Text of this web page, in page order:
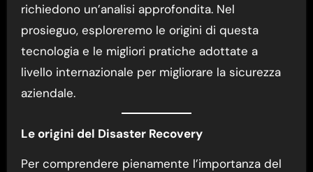
richiedono un’analisi approfondita. Nel
prosieguo, esploreremo le origini di questa
tecnologia e le migliori pratiche adottate a
livello internazionale per migliorare la sicurezza
aziendale.
Le origini del Disaster Recovery
Per comprendere pienamente l’importanza del